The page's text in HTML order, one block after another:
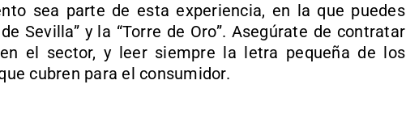
sea parte de esta experiencia, en la que puedes
Sevilla” y la “Torre de Oro”. Asegúrate de contratar
el sector, y leer siempre la letra pequeña de los
cubren para el consumidor.